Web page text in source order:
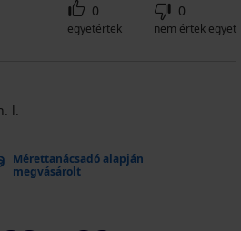
0
egyetértek
0
nem értek egyet
l.
Mérettanácsadó alapján
megvásárolt